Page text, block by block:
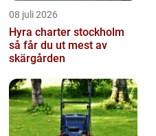
08 juli 2026
Hyra charter stockholm
så får du ut mest av
skärgården